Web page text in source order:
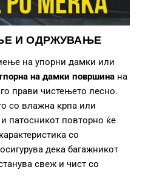
И ОДРЖУВАЊЕ
на упорни дамки или
на дамки површина на
го прави чистењето лесно.
со влажна крпа или
патосникот повторно ќе
со
дека багажникот
свеж и чист со